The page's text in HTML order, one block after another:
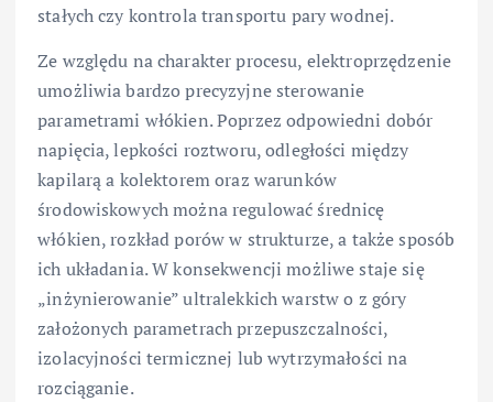
stałych czy kontrola transportu pary wodnej.
Ze względu na charakter procesu, elektroprzędzenie
umożliwia bardzo precyzyjne sterowanie
parametrami włókien. Poprzez odpowiedni dobór
napięcia, lepkości roztworu, odległości między
kapilarą a kolektorem oraz warunków
środowiskowych można regulować średnicę
włókien, rozkład porów w strukturze, a także sposób
ich układania. W konsekwencji możliwe staje się
„inżynierowanie” ultralekkich warstw o z góry
założonych parametrach przepuszczalności,
izolacyjności termicznej lub wytrzymałości na
rozciąganie.